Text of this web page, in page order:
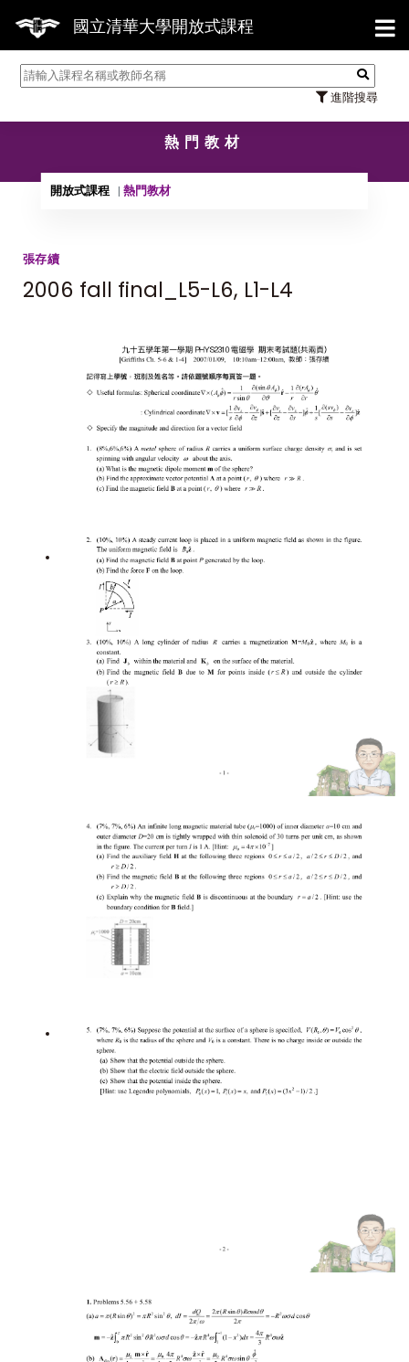
國立清華大學開放式課程
進階搜尋
【7/31】
熱門教材
開放式課程 熱門教材
張存續
2006 fall final_L5-L6, L1-L4